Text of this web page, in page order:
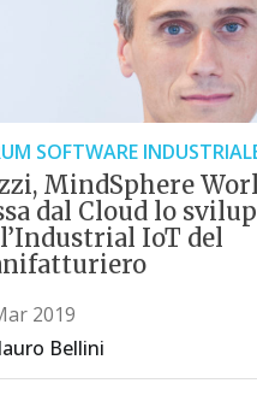
SOFTWARE
MindSphere
dal Cloud lo
IoT del
2019
Bellini